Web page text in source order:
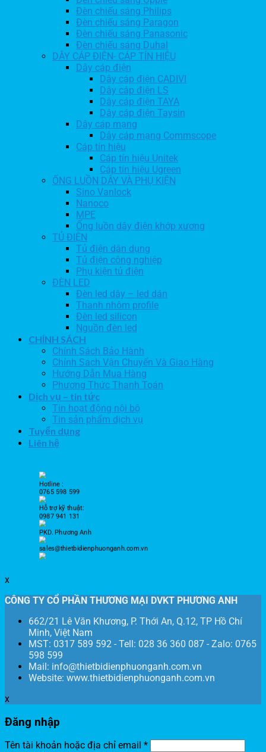
Đèn chiếu sáng Philips
Đèn chiếu sáng Paragon
Đèn chiếu sáng Panasonic
Đèn chiếu sáng Duhal
DÂY CÁP ĐIỆN- CÁP TÍN HIỆU
Dây cáp điện
Dây cáp điện CADIVI
Dây cáp điện LS
Dây cáp điện TAYA
Dây cáp điện Taysin
Dây cáp mạng
Dây cáp mạng Commscope
Cáp tín hiệu
Cáp tín hiệu Unitek
Cáp tín hiệu Ugreen
ỐNG LUỒN DÂY VÀ PHỤ KIỆN
Sino Vanlock
Nanoco
MPE
Ống luồn dây điện khớp xương
TỦ ĐIỆN
Tủ điện dân dụng
Tủ điện công nghiệp
Phụ kiện tủ điện
ĐÈN LED
Đèn led dây – led dán
Thanh nhôm profile
Đèn led silicon
Nguồn đèn led
CHÍNH SÁCH
Chính Sách Bảo Hành
Chính Sách Vận Chuyển Và Giao Hàng
Hướng Dẫn Mua Hàng
Phương Thức Thanh Toán
Dịch vụ – tin tức
Tin hoạt động nội bộ
Tin sản phẩm dịch vụ
Tuyển dụng
Liên hệ
Hotline :
0765 598 599
Hỗ trợ kỹ thuật:
0987 941 131
PKD. Phương Anh
sales@thietbidienphuonganh.com.vn
x
CÔNG TY CỔ PHẦN THƯƠNG MẠI DVKT PHƯƠNG ANH
662/21 Lê Văn Khương, P. Thới An, Q.12, TP Hồ Chí
Minh, Việt Nam
MST: 0317 589 592 - Tell: 028 36 360 087 - Zalo: 0765
598 599
Mail: info@thietbidienphuonganh.com.vn
Website: www.thietbidienphuonganh.com.vn
x
Đăng nhập
Tên tài khoản hoặc địa chỉ email *